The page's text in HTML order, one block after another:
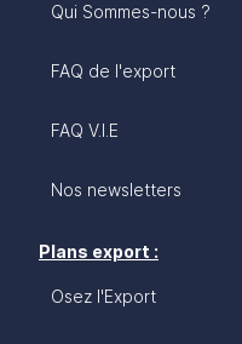
Qui Sommes-nous ?
FAQ de l'export
FAQ V.I.E
Nos newsletters
Plans export :
Osez l'Export